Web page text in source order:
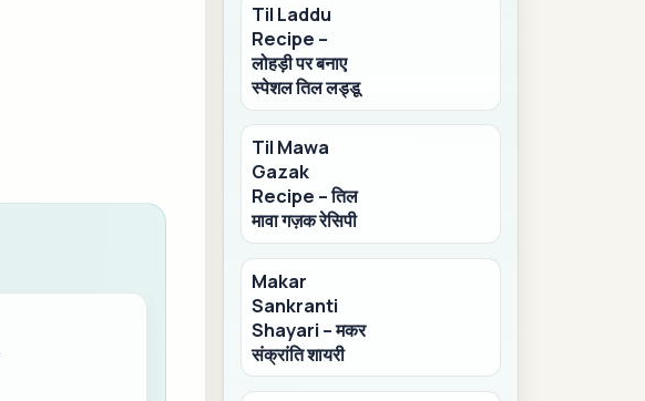
Til Laddu
Recipe –
लोहड़ी पर बनाए
स्पेशल तिल लड्डू
Til Mawa
Gazak
Recipe – तिल
मावा गज़क रेसिपी
Makar
Sankranti
Shayari – मकर
संक्रांति शायरी